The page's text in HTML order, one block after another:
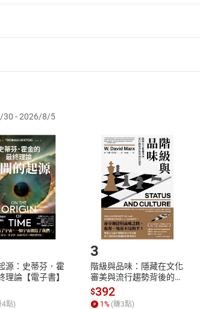
1項後段暨通訊交易解除權合理例外情事適用
代表知悉本店鋪所銷售之商品為電子書，
退貨退款。
退貨時，請登入樂天市場，並於「我的訂單
核，待審核通過後將為您辦理退款事宜。
為單位進行取消/退貨，恕無法以單支商品取
放入購物車
Shopping cart
登入帳號
Login
Step2.登入
30 - 2026/8/5
源：史蒂芬．霍
理論【電子書】
4點)
3
階級與品味：隱藏在文化
審美與流行趨勢背後的地
位渴望【電子書】
$392
1% (賺3點)